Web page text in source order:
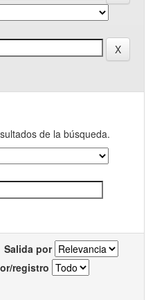
de la búsqueda.
Salida por
registro